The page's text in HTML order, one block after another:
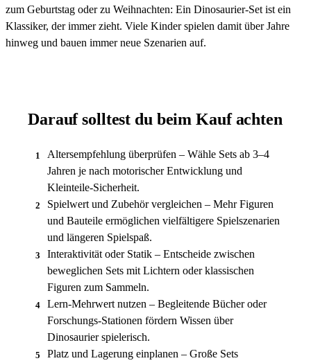
zum Geburtstag oder zu Weihnachten: Ein Dinosaurier-Set ist ein
Klassiker, der immer zieht. Viele Kinder spielen damit über Jahre
hinweg und bauen immer neue Szenarien auf.
Darauf solltest du beim Kauf achten
1
Altersempfehlung überprüfen – Wähle Sets ab 3–4
Jahren je nach motorischer Entwicklung und
Kleinteile-Sicherheit.
2
Spielwert und Zubehör vergleichen – Mehr Figuren
und Bauteile ermöglichen vielfältigere Spielszenarien
und längeren Spielspaß.
3
Interaktivität oder Statik – Entscheide zwischen
beweglichen Sets mit Lichtern oder klassischen
Figuren zum Sammeln.
4
Lern-Mehrwert nutzen – Begleitende Bücher oder
Forschungs-Stationen fördern Wissen über
Dinosaurier spielerisch.
5
Platz und Lagerung einplanen – Große Sets